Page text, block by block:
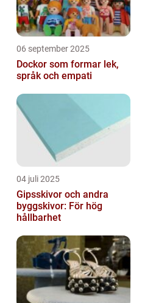
06 september 2025
Dockor som formar lek,
språk och empati
04 juli 2025
Gipsskivor och andra
byggskivor: För hög
hållbarhet